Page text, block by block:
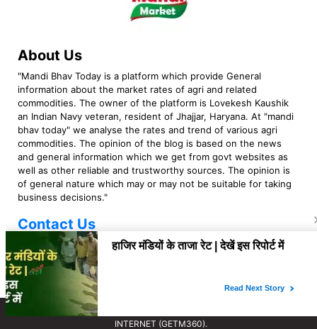
About Us
"Mandi Bhav Today is a platform which provide General
information about the market rates of agri and related
commodities. The owner of the platform is Lovekesh Kaushik
an Indian Navy veteran, resident of Jhajjar, Haryana. At "mandi
bhav today" we analyse the rates and trend of various agri
commodities. The opinion of the blog is based on the news
and general information which we get from govt websites as
well as other reliable and trustworthy sources. The opinion is
of general nature which may or may not be suitable for taking
business decisions."
Contact Us
mandibhavtoday999@gmail.com
Copyright © 2023 Mandi Bhav Today. All rights Reserved. Powered by TIMES
INTERNET (GETM360).